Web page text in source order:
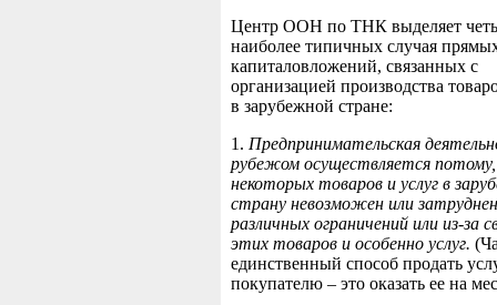
Центр ООН по ТНК выделяет
наиболее типичных случая
капиталовложений, связанных с
организацией производства
в зарубежной стране:
1. Предпринимательская
рубежом осуществляется
некоторых товаров и услуг в
страну невозможен или
различных ограничений или из-за
этих товаров и особенно услуг.
единственный способ продать
покупателю – это оказать ее на